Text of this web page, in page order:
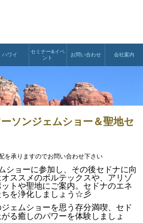
ハワイ
セミナー&イベ
ント
お問い合わせ 会社案内
ソンジェムショー＆聖地セ
を承りますのでお問い合わせ下さい
ショーに参加し、その後セドナに向
ススメのボルテックスや、アリゾ
トや聖地にご案内。セドナのエネ
ちを浄化しましょう☆彡
ェムショーを思う存分満喫、 セド
る癒しのパワーを体験しましょ